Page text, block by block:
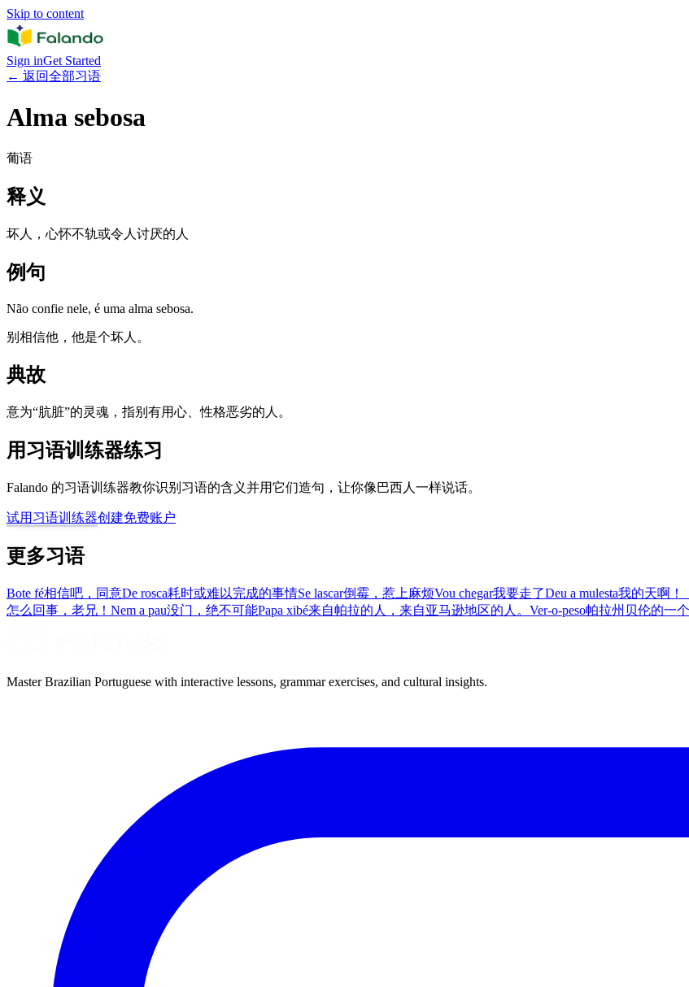
Skip to content
Sign inGet Started
← 返回全部习语
Alma sebosa
葡语
释义
坏人，心怀不轨或令人讨厌的人
例句
Não confie nele, é uma alma sebosa.
别相信他，他是个坏人。
典故
意为“肮脏”的灵魂，指别有用心、性格恶劣的人。
用习语训练器练习
Falando 的习语训练器教你识别习语的含义并用它们造句，让你像巴西人一样说话。
试用习语训练器创建免费账户
更多习语
Bote fé相信吧，同意De rosca耗时或难以完成的事情Se lascar倒霉，惹上麻烦Vou chegar我要走了Deu a mulesta我的天啊！
怎么回事，老兄！ Nem a pau没门，绝不可能Papa xibé来自帕拉的人，来自亚马逊地区的人。 Ver-o-peso帕拉州贝伦的一
Master Brazilian Portuguese with interactive lessons, grammar exercises, and cultural insights.